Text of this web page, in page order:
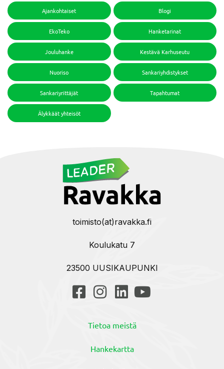
Ajankohtaiset Blogi
EkoTeko Hanketarinat
Jouluhanke Kestävä Karhuseutu
Nuoriso Sankariyhdistykset
Sankariyrittäjät Tapahtumat
Älykkäät yhteisöt
toimisto(at)ravakka.fi
Koulukatu 7
23500 UUSIKAUPUNKI
Tietoa meistä
Hankekartta